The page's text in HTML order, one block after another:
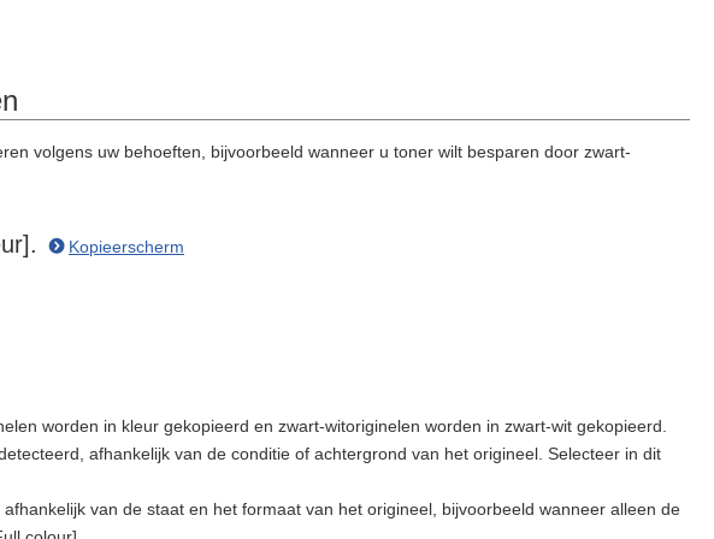
volgens uw behoeften, bijvoorbeeld wanneer u toner wilt besparen door zwart-
Kopieerscherm
worden in kleur gekopieerd en zwart-witoriginelen worden in zwart-wit gekopieerd.
afhankelijk van de conditie of achtergrond van het origineel. Selecteer in dit
van de staat en het formaat van het origineel, bijvoorbeeld wanneer alleen de